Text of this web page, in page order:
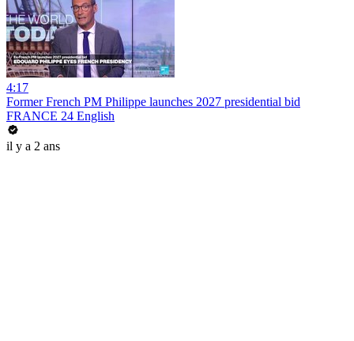
4:17
Former French PM Philippe launches 2027 presidential bid
FRANCE 24 English
il y a 2 ans